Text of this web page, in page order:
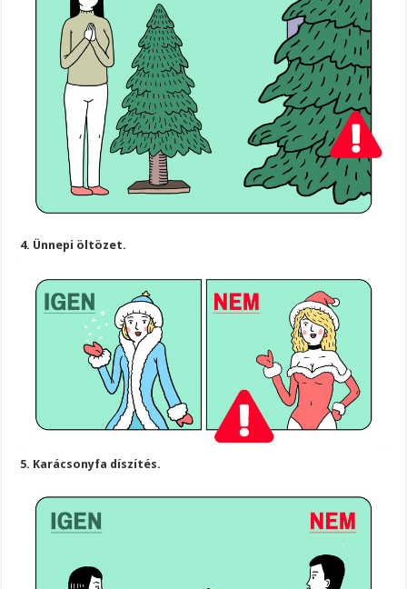
4. Ünnepi öltözet.
5. Karácsonyfa díszítés.